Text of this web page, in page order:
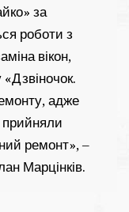
за
роботи з
вікон,
адже
прийняли
ремонт», –
Марцінків.